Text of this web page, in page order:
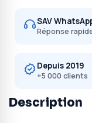
SAV
Réponse
Depuis 2019
+5 000 clients
Description